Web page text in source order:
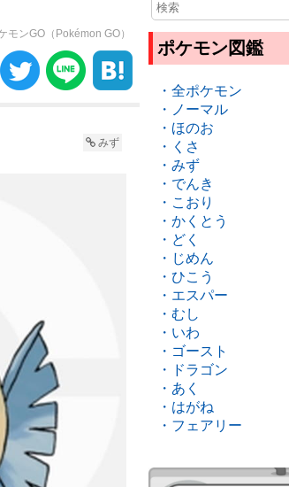
モンGO（Pokémon GO）
みず
ポケモン図鑑
・全ポケモン
・ノーマル
・ほのお
・くさ
・みず
・でんき
・こおり
・かくとう
・どく
・じめん
・ひこう
・エスパー
・むし
・いわ
・ゴースト
・ドラゴン
・あく
・はがね
・フェアリー